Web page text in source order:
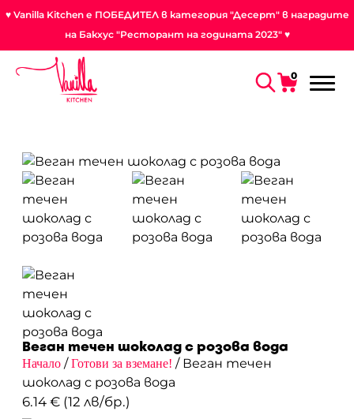
♥ Vanilla Kitchen е ПОБЕДИТЕЛ в категория "Десерт" в наградите
на Бакхус "Ресторант на годината 2023" ♥
0
Веган течен шоколад с розова вода
Начало /Готови за вземане! / Веган течен
шоколад с розова вода
6.14 € (12 лв/бр.)